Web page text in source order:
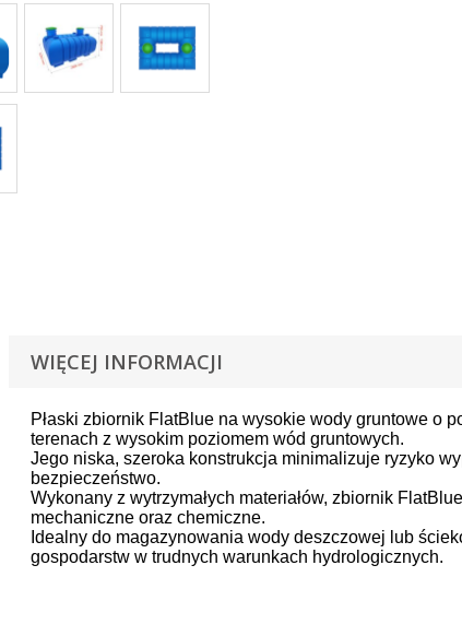
WIĘCEJ INFORMACJI
Płaski zbiornik FlatBlue na wysokie wody gruntowe o
terenach z wysokim poziomem wód gruntowych.
Jego niska, szeroka konstrukcja minimalizuje ryzyko
bezpieczeństwo.
Wykonany z wytrzymałych materiałów, zbiornik
mechaniczne oraz chemiczne.
Idealny do magazynowania wody deszczowej lub
gospodarstw w trudnych warunkach hydrologicznych.